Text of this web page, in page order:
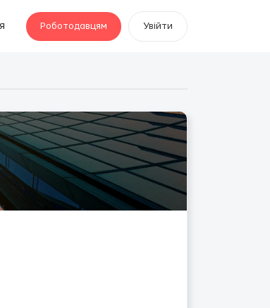
Роботодавцям Увійти